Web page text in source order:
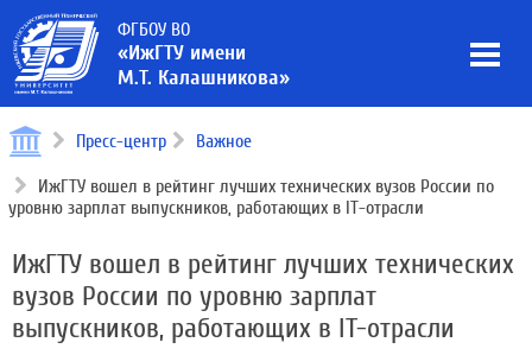
ФГБОУ ВО
«ИжГТУ имени
М.Т. Калашникова»
Пресс-центр Важное
ИжГТУ вошел в рейтинг лучших технических вузов России по
уровню зарплат выпускников, работающих в IT-отрасли
ИжГТУ вошел в рейтинг лучших технических
вузов России по уровню зарплат
выпускников, работающих в IT-отрасли